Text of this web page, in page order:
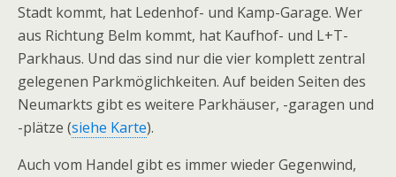
Stadt kommt, hat Ledenhof- und Kamp-Garage. Wer
aus Richtung Belm kommt, hat Kaufhof- und L+T-
Parkhaus. Und das sind nur die vier komplett zentral
gelegenen Parkmöglichkeiten. Auf beiden Seiten des
Neumarkts gibt es weitere Parkhäuser, -garagen und
-plätze (siehe Karte).
Auch vom Handel gibt es immer wieder Gegenwind,